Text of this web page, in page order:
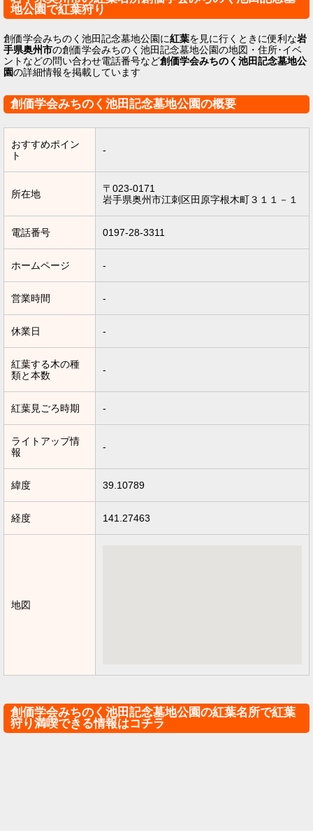
地公園で紅葉狩り
創価学会みちのく池田記念墓地公園に紅葉を見に行くときに便利な岩
手県奥州市の創価学会みちのく池田記念墓地公園の地図・住所･イベ
ントなどの問い合わせ電話番号など創価学会みちのく池田記念墓地公
園の詳細情報を掲載しています
創価学会みちのく池田記念墓地公園の概要
おすすめポイン
ト
-
所在地
〒023-0171
岩手県奥州市江刺区田原字根木町３１１－１
電話番号 0197-28-3311
ホームページ -
営業時間 -
休業日 -
紅葉する木の種
類と本数
-
紅葉見ごろ時期 -
ライトアップ情
報
-
緯度 39.10789
経度 141.27463
地図
創価学会みちのく池田記念墓地公園の紅葉名所で紅葉
狩り満喫できる情報はコチラ